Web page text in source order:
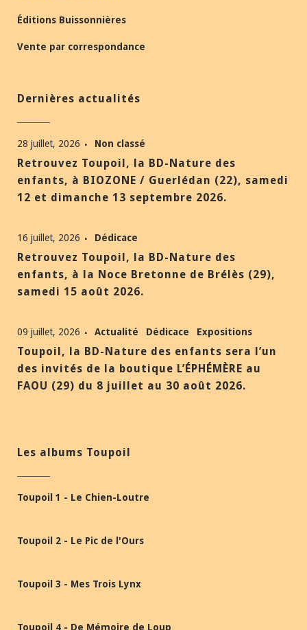
Éditions Buissonnières
Vente par correspondance
Dernières actualités
28 juillet, 2026 Non classé
Retrouvez Toupoil, la BD-Nature des
enfants, à BIOZONE / Guerlédan (22), samedi
12 et dimanche 13 septembre 2026.
16 juillet, 2026 Dédicace
Retrouvez Toupoil, la BD-Nature des
enfants, à la Noce Bretonne de Brélès (29),
samedi 15 août 2026.
09 juillet, 2026 Actualité Dédicace Expositions
Toupoil, la BD-Nature des enfants sera l’un
des invités de la boutique L’ÉPHÉMÈRE au
FAOU (29) du 8 juillet au 30 août 2026.
Les albums Toupoil
Toupoil 1 - Le Chien-Loutre
Toupoil 2 - Le Pic de l'Ours
Toupoil 3 - Mes Trois Lynx
Toupoil 4 - De Mémoire de Loup